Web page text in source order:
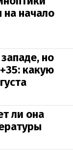
на начало
но
какую
ли она